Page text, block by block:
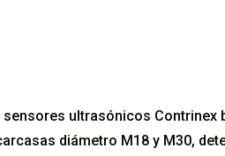
sensores ultrasónicos Contrinex
diámetro M18 y M30,